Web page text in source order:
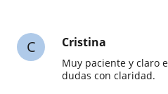
C Cristina
Muy paciente y claro
dudas con claridad.